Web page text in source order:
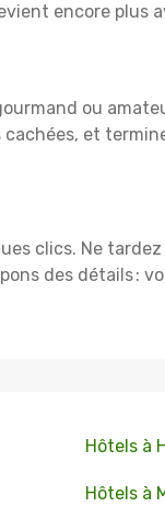
encore plus
ou
et
clics. Ne
des détails :
Hôtels à
Hôtels à